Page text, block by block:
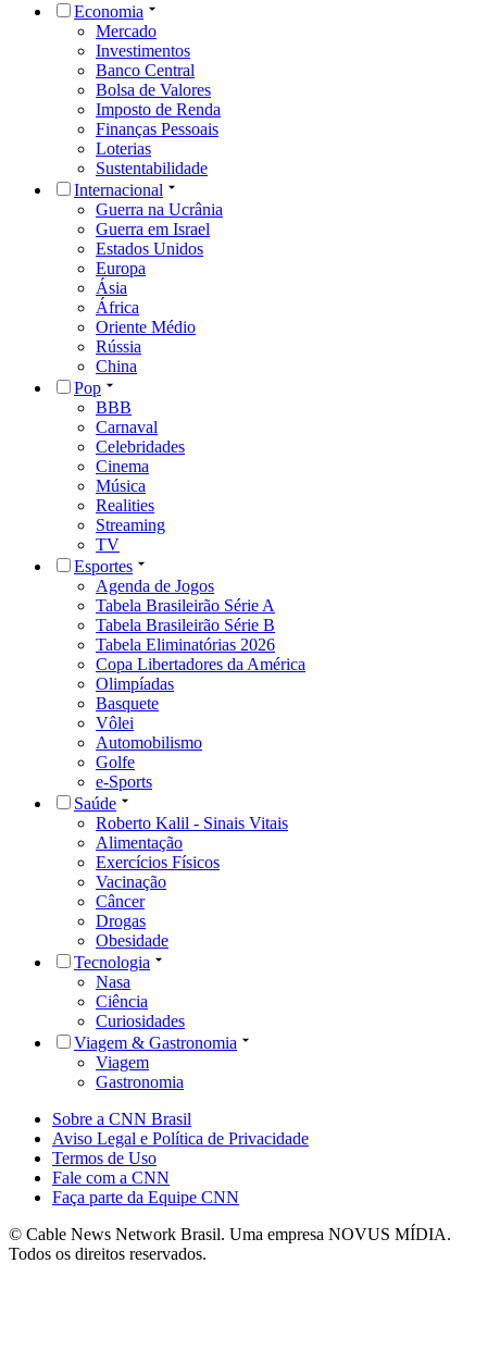
Economia
Mercado
Investimentos
Banco Central
Bolsa de Valores
Imposto de Renda
Finanças Pessoais
Loterias
Sustentabilidade
Internacional
Guerra na Ucrânia
Guerra em Israel
Estados Unidos
Europa
Ásia
África
Oriente Médio
Rússia
China
Pop
BBB
Carnaval
Celebridades
Cinema
Música
Realities
Streaming
TV
Esportes
Agenda de Jogos
Tabela Brasileirão Série A
Tabela Brasileirão Série B
Tabela Eliminatórias 2026
Copa Libertadores da América
Olimpíadas
Basquete
Vôlei
Automobilismo
Golfe
e-Sports
Saúde
Roberto Kalil - Sinais Vitais
Alimentação
Exercícios Físicos
Vacinação
Câncer
Drogas
Obesidade
Tecnologia
Nasa
Ciência
Curiosidades
Viagem & Gastronomia
Viagem
Gastronomia
Sobre a CNN Brasil
Aviso Legal e Política de Privacidade
Termos de Uso
Fale com a CNN
Faça parte da Equipe CNN
© Cable News Network Brasil. Uma empresa NOVUS MÍDIA.
Todos os direitos reservados.